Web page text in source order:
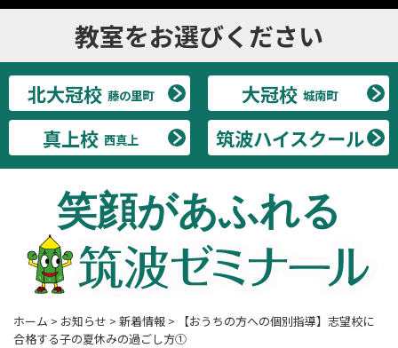
教室をお選びください
北大冠校 藤の里町 大冠校 城南町
真上校 西真上 筑波ハイスクール
笑顔があふれる
ホーム > お知らせ > 新着情報 >
【おうちの方への個別指導】志望校に
合格する子の夏休みの過ごし方①